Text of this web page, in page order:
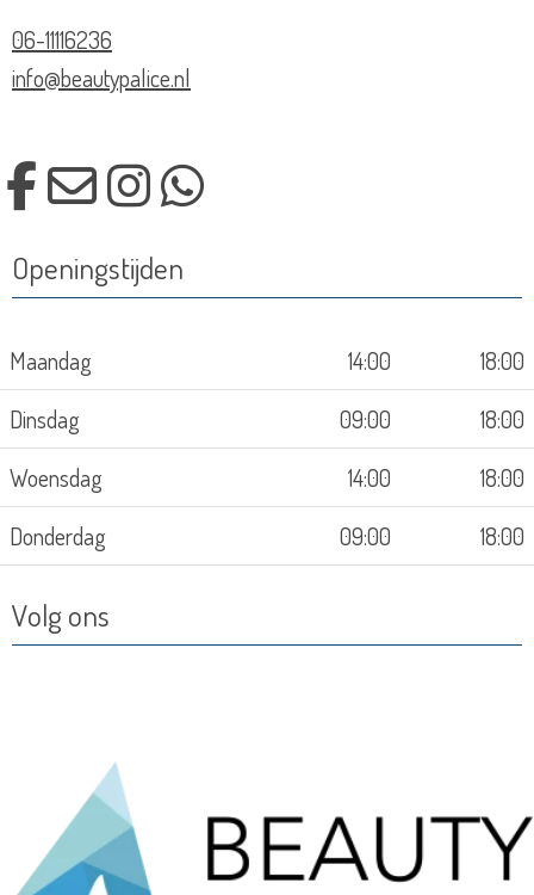
06-11116236
info@beautypalice.nl
Openingstijden
Maandag 14:00
18:00
Dinsdag
09:00
18:00
Woensdag
14:00
18:00
Donderdag
09:00 18:00
Volg ons